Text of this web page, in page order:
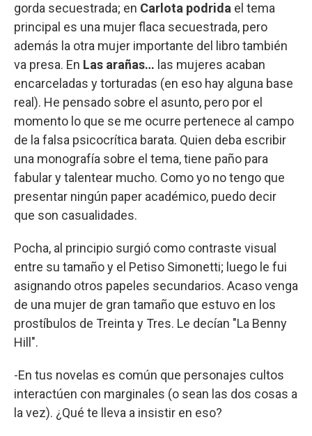
gorda secuestrada; en Carlota podrida el tema
principal es una mujer flaca secuestrada, pero
además la otra mujer importante del libro también
va presa. En Las arañas… las mujeres acaban
encarceladas y torturadas (en eso hay alguna base
real). He pensado sobre el asunto, pero por el
momento lo que se me ocurre pertenece al campo
de la falsa psicocrítica barata. Quien deba escribir
una monografía sobre el tema, tiene paño para
fabular y talentear mucho. Como yo no tengo que
presentar ningún paper académico, puedo decir
que son casualidades.
Pocha, al principio surgió como contraste visual
entre su tamaño y el Petiso Simonetti; luego le fui
asignando otros papeles secundarios. Acaso venga
de una mujer de gran tamaño que estuvo en los
prostíbulos de Treinta y Tres. Le decían "La Benny
Hill".
-En tus novelas es común que personajes cultos
interactúen con marginales (o sean las dos cosas a
la vez). ¿Qué te lleva a insistir en eso?